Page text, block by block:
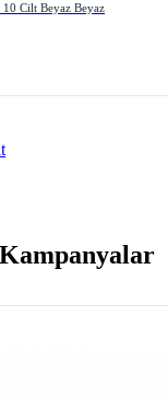
Cilt Beyaz Beyaz
Kampanyalar